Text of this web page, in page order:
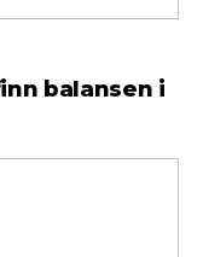
balansen i